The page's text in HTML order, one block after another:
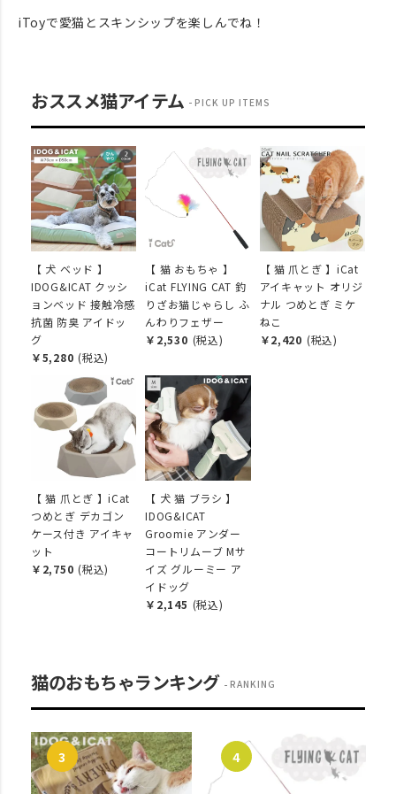
iToyで愛猫とスキンシップを楽しんでね！
おススメ猫アイテム PICK UP ITEMS
【 犬 ベッド 】
IDOG&ICAT クッシ
ョンベッド 接触冷感
抗菌 防臭 アイドッ
グ
￥5,280 (税込)
【 猫 おもちゃ 】
iCat FLYING CAT 釣
りざお猫じゃらし ふ
んわりフェザー
￥2,530 (税込)
【 猫 爪とぎ 】iCat
アイキャット オリジ
ナル つめとぎ ミケ
ねこ
￥2,420 (税込)
【 猫 爪とぎ 】iCat
つめとぎ デカゴン
ケース付き アイキャ
ット
￥2,750 (税込)
【 犬 猫 ブラシ 】
IDOG&ICAT
Groomie アンダー
コートリムーブ Mサ
イズ グルーミー ア
イドッグ
￥2,145 (税込)
猫のおもちゃランキング RANKING